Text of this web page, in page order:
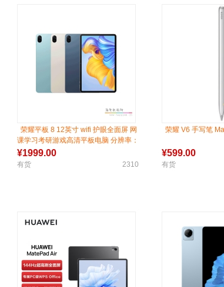
荣耀平板 8 12英寸 wifi 护眼全面屏 网
课学习考研游戏高清平板电脑 分辨率：
2000x1200
¥1999.00
有货 2310
荣耀 V6 手写笔
¥599.00
有货